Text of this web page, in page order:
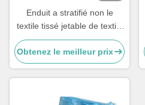
Enduit a stratifié non le
textile tissé jetable de textile
tissé non pour l'usage
médical
Obtenez le meilleur prix